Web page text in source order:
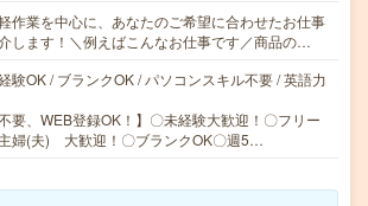
作業を中心に、あなたのご希望に合わせたお仕事
します！＼例えばこんなお仕事です／商品の…
験OK / ブランクOK / パソコンスキル不要 / 英語力
不要、WEB登録OK！】〇未経験大歓迎！〇フリー
婦(夫) 大歓迎！〇ブランクOK〇週5…